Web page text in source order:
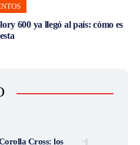
600 ya llegó al país: cómo es
Cross: los